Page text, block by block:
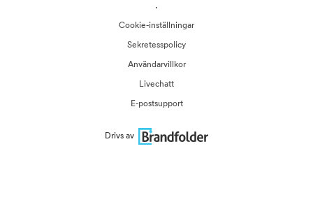
·
Cookie-inställningar
Sekretesspolicy
Användarvillkor
Livechatt
E-postsupport
Drivs av